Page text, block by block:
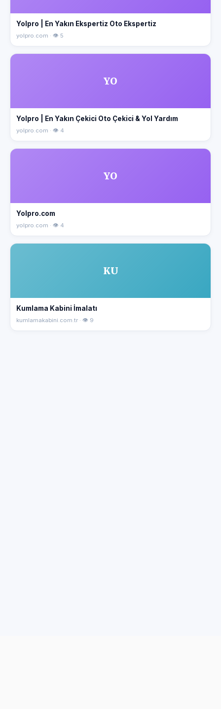
Yolpro | En Yakın Ekspertiz Oto Ekspertiz
yolpro.com · 👁 5
YO
Yolpro | En Yakın Çekici Oto Çekici & Yol Yardım
yolpro.com · 👁 4
YO
Yolpro.com
yolpro.com · 👁 4
KU
Kumlama Kabini İmalatı
kumlamakabini.com.tr · 👁 9